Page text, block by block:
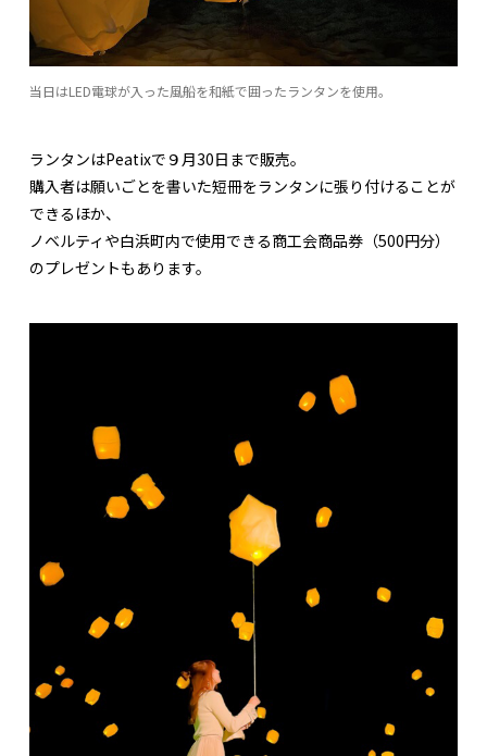
当日はLED電球が入った風船を和紙で囲ったランタンを使用。
ランタンはPeatixで９月30日まで販売。
購入者は願いごとを書いた短冊をランタンに張り付けることが
できるほか、
ノベルティや白浜町内で使用できる商工会商品券（500円分）
のプレゼントもあります。